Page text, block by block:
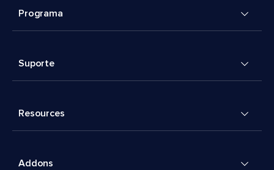
Programa
Suporte
Resources
Addons